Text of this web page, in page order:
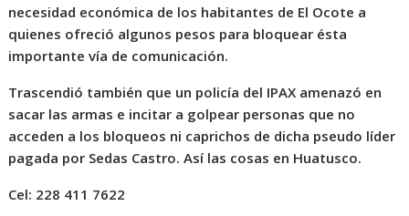
necesidad económica de los habitantes de El Ocote a
quienes ofreció algunos pesos para bloquear ésta
importante vía de comunicación.
Trascendió también que un policía del IPAX amenazó en
sacar las armas e incitar a golpear personas que no
acceden a los bloqueos ni caprichos de dicha pseudo líder
pagada por Sedas Castro. Así las cosas en Huatusco.
Cel: 228 411 7622